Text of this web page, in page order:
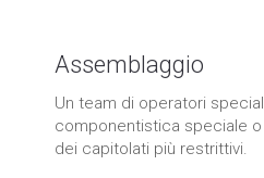
Assemblaggio
Un team di operatori
componentistica speciale
dei capitolati più restrittivi.